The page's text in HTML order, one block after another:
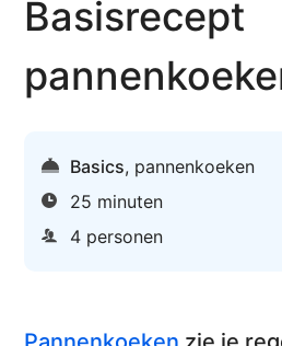
Basisrecept
Basics, pannenkoeken
25 minuten
4 personen